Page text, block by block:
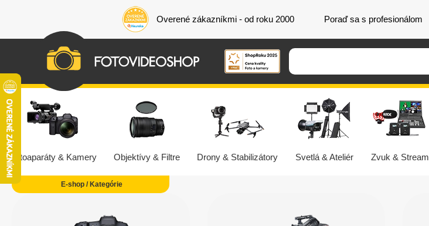
Overené zákazníkmi - od roku 2000 Poraď sa s profesionálom
Fotoaparáty & Kamery Objektívy & Filtre Drony & Stabilizátory Svetlá & Ateliér Zvuk & Stream
E-shop / Kategórie